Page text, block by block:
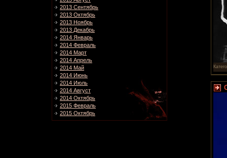
2013 Сентябрь
2013 Октябрь
2013 Ноябрь
2013 Декабрь
2014 Январь
2014 Февраль
2014 Март
2014 Апрель
2014 Май
2014 Июнь
2014 Июль
2014 Август
2014 Октябрь
2015 Февраль
2015 Октябрь